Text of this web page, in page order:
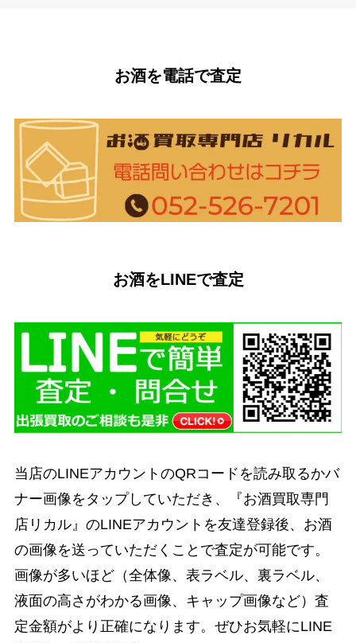
お酒を電話で査定
お酒をLINEで査定
当店のLINEアカウントのQRコードを読み取るかバ
ナー画像をタップしていただき、『お酒買取専門
店リカル』のLINEアカウントを友達登録後、お酒
の画像を送っていただくことで査定が可能です。
画像が多いほど（全体像、表ラベル、裏ラベル、
液面の高さがわかる画像、キャップ画像など）査
定金額がより正確になります。ぜひお気軽にLINE